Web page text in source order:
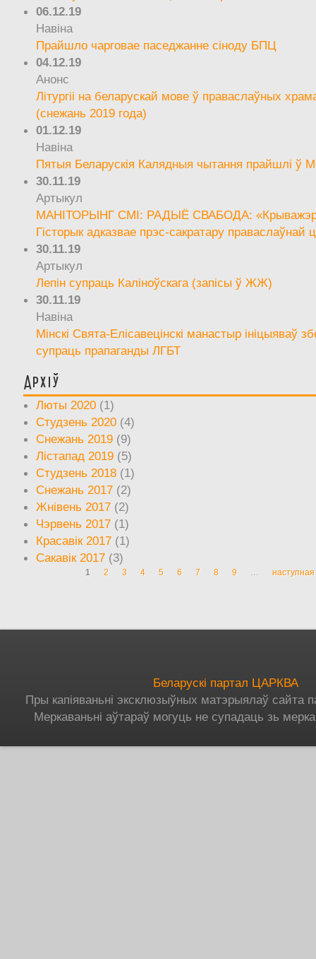
06.12.19
Навіна
Прайшло чарговае паседжанне сіноду БПЦ
04.12.19
Анонс
Літургіі на беларускай мове ў праваслаўных
(снежань 2019 года)
01.12.19
Навіна
Пятыя Беларускія Калядныя чытання прайшлі ў
30.11.19
Артыкул
МАНІТОРЫНГ СМІ: РАДЫЁ СВАБОДА:
Гісторык адказвае прэс-сакратару праваслаўнай
30.11.19
Артыкул
Лепін супраць Каліноўскага (запісы ў ЖЖ)
30.11.19
Навіна
Мінскі Свята-Елісавецінскі манастыр ініцыяваў
супраць прапаганды ЛГБТ
Архіў
Люты 2020 (1)
Студзень 2020 (4)
Снежань 2019 (9)
Лістапад 2019 (5)
Студзень 2018 (1)
Снежань 2017 (2)
Жнівень 2017 (2)
Чэрвень 2017 (1)
Красавік 2017 (1)
Сакавік 2017 (3)
Старонкі
1 2 3 4 5 6 7 8 9 … наступная
Беларускі партал ЦАРКВА
Пры капіяваньні эксклюзыўных матэрыялаў сайта
Меркаваньні аўтараў могуць не супадаць зь